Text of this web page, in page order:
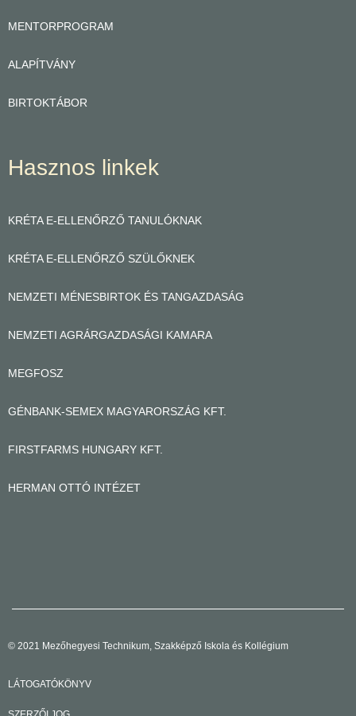
MENTORPROGRAM
ALAPÍTVÁNY
BIRTOKTÁBOR
Hasznos linkek
KRÉTA E-ELLENŐRZŐ TANULÓKNAK
KRÉTA E-ELLENŐRZŐ SZÜLŐKNEK
NEMZETI MÉNESBIRTOK ÉS TANGAZDASÁG
NEMZETI AGRÁRGAZDASÁGI KAMARA
MEGFOSZ
GÉNBANK-SEMEX MAGYARORSZÁG KFT.
FIRSTFARMS HUNGARY KFT.
HERMAN OTTÓ INTÉZET
© 2021 Mezőhegyesi Technikum, Szakképző Iskola és Kollégium
LÁTOGATÓKÖNYV